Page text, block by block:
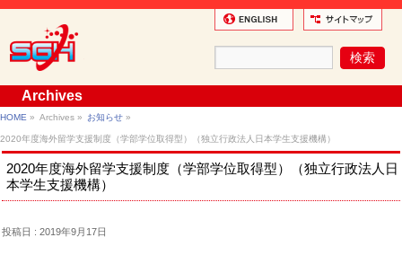
Archives
HOME » Archives » お知らせ »
2020年度海外留学支援制度（学部学位取得型）（独立行政法人日本学生支援機構）
2020年度海外留学支援制度（学部学位取得型）（独立行政法人日
本学生支援機構）
投稿日 : 2019年9月17日